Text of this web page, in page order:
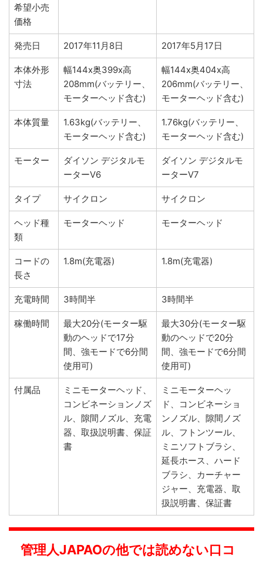
希望小売
価格
発売日 2017年11月8日 2017年5月17日
本体外形
寸法
幅144x奥399x高
208mm(バッテリー、
モーターヘッド含む)
幅144x奥404x高
206mm(バッテリー、
モーターヘッド含む)
本体質量
1.63kg(バッテリー、
モーターヘッド含む)
1.76kg(バッテリー、
モーターヘッド含む)
モーター
ダイソン デジタルモ
ーターV6
ダイソン デジタルモ
ーターV7
タイプ サイクロン サイクロン
ヘッド種
類
モーターヘッド モーターヘッド
コードの
長さ
1.8m(充電器) 1.8m(充電器)
充電時間 3時間半 3時間半
稼働時間
最大20分(モーター駆
動のヘッドで17分
間、強モードで6分間
使用可)
最大30分(モーター駆
動のヘッドで20分
間、強モードで6分間
使用可)
付属品
ミニモーターヘッド、
コンビネーションノズ
ル、隙間ノズル、充電
器、取扱説明書、保証
書
ミニモーターヘッ
ド、コンビネーショ
ンノズル、隙間ノズ
ル、フトンツール、
ミニソフトブラシ、
延長ホース、ハード
ブラシ、カーチャー
ジャー、充電器、取
扱説明書、保証書
管理人JAPAOの他では読めない口コ